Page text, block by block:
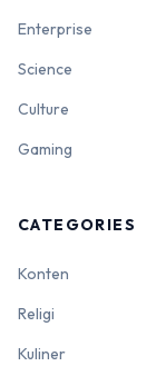
Enterprise
Science
Culture
Gaming
CATEGORIES
Konten
Religi
Kuliner